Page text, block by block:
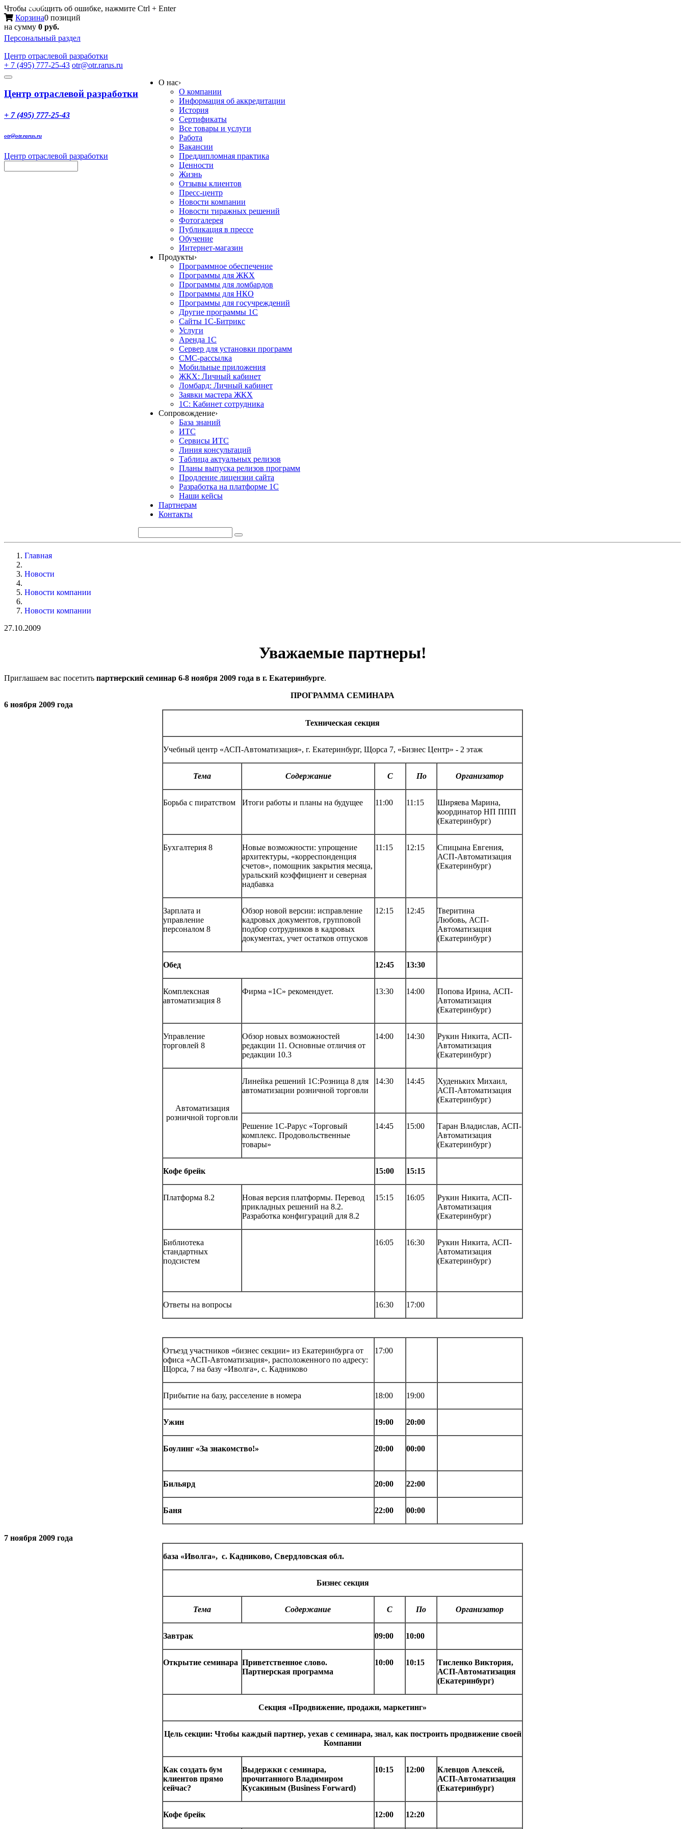
Чтобы сообщить об ошибке, нажмите Ctrl + Enter
Корзина0 позиций
на сумму 0 руб.
Персональный раздел
Центр отраслевой разработки
+ 7 (495) 777-25-43 otr@otr.rarus.ru
Toggle
Меню
Центр отраслевой разработки
+ 7 (495) 777-25-43
otr@otr.rarus.ru
Центр отраслевой разработки
О нас›
О компании
Информация об аккредитации
История
Сертификаты
Все товары и услуги
Работа
Вакансии
Преддипломная практика
Ценности
Жизнь
Отзывы клиентов
Пресс-центр
Новости компании
Новости тиражных решений
Фотогалерея
Публикация в прессе
Обучение
Интернет-магазин
Продукты›
Программное обеспечение
Программы для ЖКХ
Программы для ломбардов
Программы для НКО
Программы для госучреждений
Другие программы 1С
Сайты 1С-Битрикс
Услуги
Аренда 1С
Сервер для установки программ
СМС-рассылка
Мобильные приложения
ЖКХ: Личный кабинет
Ломбард: Личный кабинет
Заявки мастера ЖКХ
1С: Кабинет сотрудника
Сопровождение›
База знаний
ИТС
Сервисы ИТС
Линия консультаций
Таблица актуальных релизов
Планы выпуска релизов программ
Продление лицензии сайта
Разработка на платформе 1С
Наши кейсы
Партнерам
Контакты
Главная
Новости
Новости компании
Новости компании
27.10.2009
Уважаемые партнеры!
Приглашаем вас посетить партнерский семинар 6-8 ноября 2009 года в г. Екатеринбурге.
ПРОГРАММА СЕМИНАРА
6 ноября 2009 года
Техническая секция
Учебный центр «АСП-Автоматизация», г. Екатеринбург, Щорса 7, «Бизнес Центр» - 2 этаж
Тема Содержание С По Организатор
Борьба с пиратством Итоги работы и планы на будущее 11:00 11:15
Ширяева Марина,
координатор НП ППП
(Екатеринбург)
Бухгалтерия 8
Новые возможности: упрощение
архитектуры, «корреспонденция
счетов», помощник закрытия месяца,
уральский коэффициент и северная
надбавка
11:15 12:15
Спицына Евгения,
АСП-Автоматизация
(Екатеринбург)
Зарплата и
управление
персоналом 8
Обзор новой версии: исправление
кадровых документов, групповой
подбор сотрудников в кадровых
документах, учет остатков отпусков
12:15 12:45
Тверитина
Любовь, АСП-
Автоматизация
(Екатеринбург)
Обед 12:45 13:30
Комплексная
автоматизация 8
Фирма «1С» рекомендует. 13:30 14:00
Попова Ирина, АСП-
Автоматизация
(Екатеринбург)
Управление
торговлей 8
Обзор новых возможностей
редакции 11. Основные отличия от
редакции 10.3
14:00 14:30
Рукин Никита, АСП-
Автоматизация
(Екатеринбург)
Автоматизация
розничной торговли
Линейка решений 1С:Розница 8 для
автоматизации розничной торговли
14:30 14:45
Худеньких Михаил,
АСП-Автоматизация
(Екатеринбург)
Решение 1С-Рарус «Торговый
комплекс. Продовольственные
товары»
14:45 15:00
Таран Владислав, АСП-
Автоматизация
(Екатеринбург)
Кофе брейк 15:00 15:15
Платформа 8.2
Новая версия платформы. Перевод
прикладных решений на 8.2.
Разработка конфигураций для 8.2
15:15 16:05
Рукин Никита, АСП-
Автоматизация
(Екатеринбург)
Библиотека
стандартных
подсистем
16:05 16:30
Рукин Никита, АСП-
Автоматизация
(Екатеринбург)
Ответы на вопросы 16:30 17:00
Отъезд участников «бизнес секции» из Екатеринбурга от
офиса «АСП-Автоматизация», расположенного по адресу:
Щорса, 7 на базу «Иволга», с. Кадниково
17:00
Прибытие на базу, расселение в номера 18:00 19:00
Ужин 19:00 20:00
Боулинг «За знакомство!» 20:00 00:00
Бильярд 20:00 22:00
Баня 22:00 00:00
7 ноября 2009 года
база «Иволга», с. Кадниково, Свердловская обл.
Бизнес секция
Тема Содержание С По Организатор
Завтрак 09:00 10:00
Открытие семинара Приветственное слово.
Партнерская программа
10:00 10:15
Тисленко Виктория,
АСП-Автоматизация
(Екатеринбург)
Секция «Продвижение, продажи, маркетинг»
Цель секции: Чтобы каждый партнер, уехав с семинара, знал, как построить продвижение своей
Компании
Как создать бум
клиентов прямо
сейчас?
Выдержки с семинара,
прочитанного Владимиром
Кусакиным (Business Forward)
10:15 12:00
Клевцов Алексей,
АСП-Автоматизация
(Екатеринбург)
Кофе брейк 12:00 12:20